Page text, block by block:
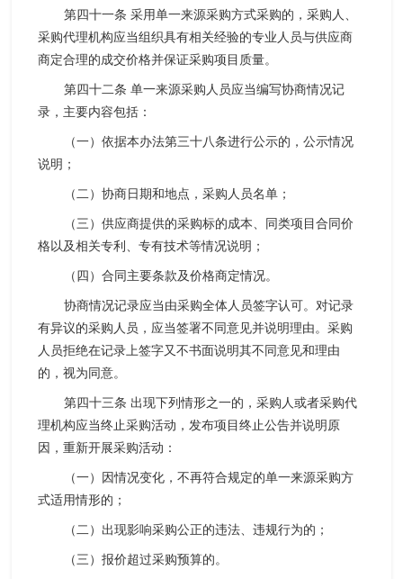
第四十一条 采用单一来源采购方式采购的，采购人、
采购代理机构应当组织具有相关经验的专业人员与供应商
商定合理的成交价格并保证采购项目质量。
第四十二条 单一来源采购人员应当编写协商情况记
录，主要内容包括：
（一）依据本办法第三十八条进行公示的，公示情况
说明；
（二）协商日期和地点，采购人员名单；
（三）供应商提供的采购标的成本、同类项目合同价
格以及相关专利、专有技术等情况说明；
（四）合同主要条款及价格商定情况。
协商情况记录应当由采购全体人员签字认可。对记录
有异议的采购人员，应当签署不同意见并说明理由。采购
人员拒绝在记录上签字又不书面说明其不同意见和理由
的，视为同意。
第四十三条 出现下列情形之一的，采购人或者采购代
理机构应当终止采购活动，发布项目终止公告并说明原
因，重新开展采购活动：
（一）因情况变化，不再符合规定的单一来源采购方
式适用情形的；
（二）出现影响采购公正的违法、违规行为的；
（三）报价超过采购预算的。